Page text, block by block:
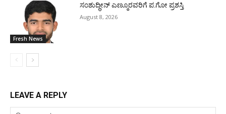
Fresh News
ಸಂಶುದ್ಧೀನ್ ಎಣ್ಮೂರವರಿಗೆ ಪ.ಗೋ ಪ್ರಶಸ್ತಿ
August 8, 2026
LEAVE A REPLY